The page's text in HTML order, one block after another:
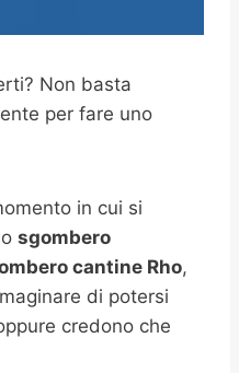
Non basta
per fare uno
in cui si
sgombero
cantine Rho,
di potersi
credono che